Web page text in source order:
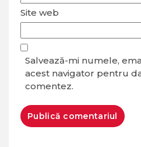
Site web
Salvează-mi numele,
acest navigator pentru
comentez.